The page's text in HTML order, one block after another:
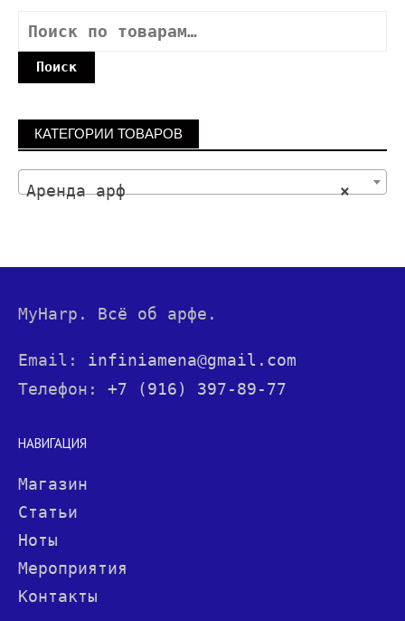
Поиск
КАТЕГОРИИ ТОВАРОВ
×
Аренда арф
MyHarp. Всё об арфе.
Email: infiniamena@gmail.com
Телефон: +7 (916) 397-89-77
НАВИГАЦИЯ
Магазин
Статьи
Ноты
Мероприятия
Контакты